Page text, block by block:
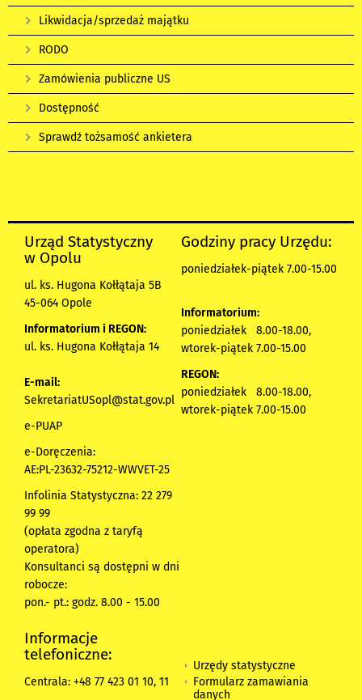
Likwidacja/sprzedaż majątku
RODO
Zamówienia publiczne US
Dostępność
Sprawdź tożsamość ankietera
Urząd Statystyczny
w Opolu
ul. ks. Hugona Kołłątaja 5B
45-064 Opole
Informatorium i REGON:
ul. ks. Hugona Kołłątaja 14
E-mail:
SekretariatUSopl@stat.gov.pl
e-PUAP
e-Doręczenia:
AE:PL-23632-75212-WWVET-25
Infolinia Statystyczna: 22 279
99 99
(opłata zgodna z taryfą
operatora)
Konsultanci są dostępni w dni
robocze:
pon.- pt.: godz. 8.00 - 15.00
Godziny pracy Urzędu:
poniedziałek-piątek 7.00-15.00
Informatorium:
poniedziałek 8.00-18.00,
wtorek-piątek 7.00-15.00
REGON:
poniedziałek 8.00-18.00,
wtorek-piątek 7.00-15.00
Informacje
telefoniczne:
Centrala: +48 77 423 01 10, 11
Urzędy statystyczne
Formularz zamawiania
danych